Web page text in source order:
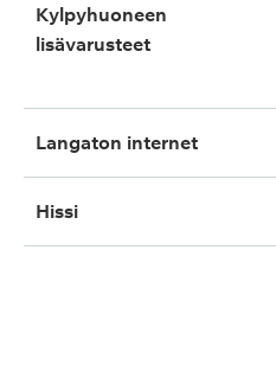
kylpyhuoneen
lisävarusteet
langaton internet
hissi